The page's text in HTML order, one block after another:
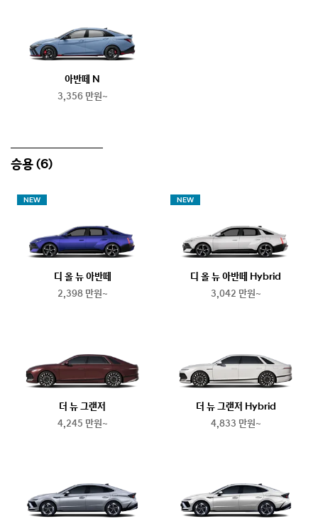
아반떼 N
3,356 만원~
승용 (6)
NEW
디 올 뉴 아반떼
2,398 만원~
NEW
디 올 뉴 아반떼 Hybrid
3,042 만원~
더 뉴 그랜저
4,245 만원~
더 뉴 그랜저 Hybrid
4,833 만원~